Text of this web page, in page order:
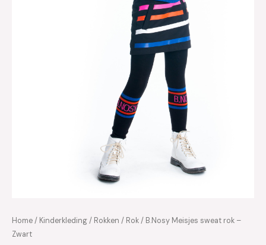
Home/ Kinderkleding/ Rokken / Rok/ B.Nosy Meisjes sweat rok –
Zwart